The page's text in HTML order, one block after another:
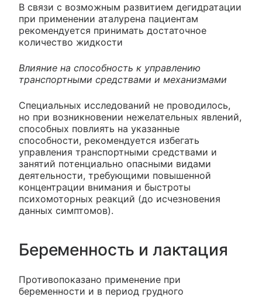
В связи с возможным развитием дегидратации
при применении аталурена пациентам
рекомендуется принимать достаточное
количество жидкости
Влияние на способность к управлению
транспортными средствами и механизмами
Специальных исследований не проводилось,
но при возникновении нежелательных явлений,
способных повлиять на указанные
способности, рекомендуется избегать
управления транспортными средствами и
занятий потенциально опасными видами
деятельности, требующими повышенной
концентрации внимания и быстроты
психомоторных реакций (до исчезновения
данных симптомов).
Беременность и лактация
Противопоказано применение при
беременности и в период грудного